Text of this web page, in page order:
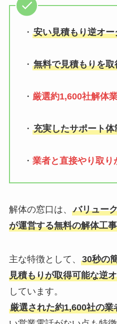
・ 安い見積もり逆オ
・ 無料で見積もりを取
・ 厳選約1,600社解体
・ 充実したサポート体
・ 業者と直接やり取り
解体の窓口は、 バリュー
が運営する無料の解体工
主な特徴として、 30秒の
見積もりが取得可能な逆
しています。
厳選された約1,600社の業